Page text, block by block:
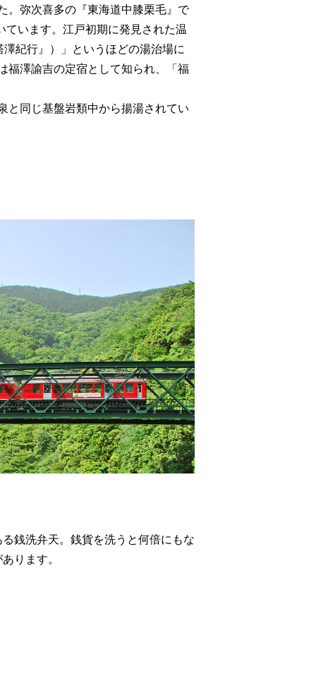
。弥次喜多の『東海道中膝栗毛』で
います。江戸初期に発見された温
紀行』）」というほどの湯治場に
福澤諭吉の定宿として知られ、「福
と同じ基盤岩類中から揚湯されてい
銭洗弁天。銭貨を洗うと何倍にもな
ります。